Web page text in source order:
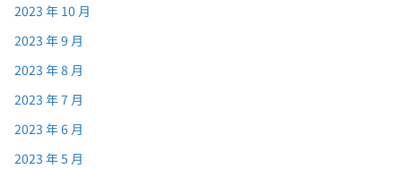
2023 年 10 月
2023 年 9 月
2023 年 8 月
2023 年 7 月
2023 年 6 月
2023 年 5 月